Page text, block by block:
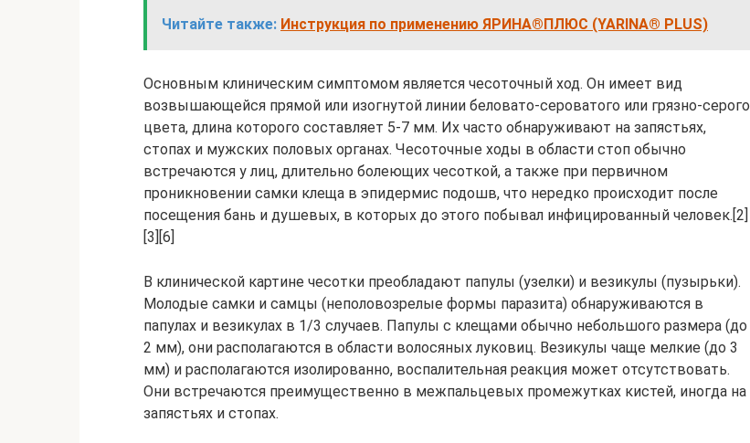
Читайте также: Инструкция по применению ЯРИНА®ПЛЮС (YARINA® PLUS)
Основным клиническим симптомом является чесоточный ход. Он имеет вид
возвышающейся прямой или изогнутой линии беловато-сероватого или грязно-серого
цвета, длина которого составляет 5-7 мм. Их часто обнаруживают на запястьях,
стопах и мужских половых органах. Чесоточные ходы в области стоп обычно
встречаются у лиц, длительно болеющих чесоткой, а также при первичном
проникновении самки клеща в эпидермис подошв, что нередко происходит после
посещения бань и душевых, в которых до этого побывал инфицированный человек.[2]
[3][6]
В клинической картине чесотки преобладают папулы (узелки) и везикулы (пузырьки).
Молодые самки и самцы (неполовозрелые формы паразита) обнаруживаются в
папулах и везикулах в 1/3 случаев. Папулы с клещами обычно небольшого размера (до
2 мм), они располагаются в области волосяных луковиц. Везикулы чаще мелкие (до 3
мм) и располагаются изолированно, воспалительная реакция может отсутствовать.
Они встречаются преимущественно в межпальцевых промежутках кистей, иногда на
запястьях и стопах.